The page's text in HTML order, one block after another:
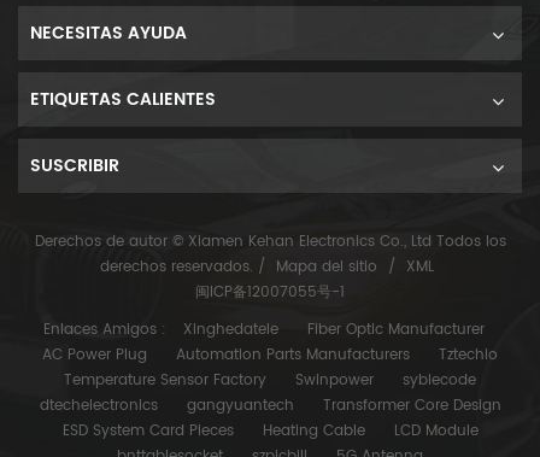
NECESITAS AYUDA
ETIQUETAS CALIENTES
SUSCRIBIR
Derechos de autor © Xiamen Kehan Electronics Co., Ltd Todos los
derechos reservados. / Mapa del sitio / XML
闽ICP备12007055号-1
Enlaces Amigos :
Xinghedatele
Fiber Optic Manufacturer
AC Power Plug
Automation Parts Manufacturers
Tztechio
Temperature Sensor Factory
Swinpower
syblecode
dtechelectronics
gangyuantech
Transformer Core Design
ESD System Card Pieces
Heating Cable
LCD Module